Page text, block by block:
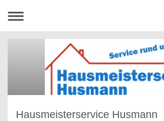
Hausmeisterservice Husmann